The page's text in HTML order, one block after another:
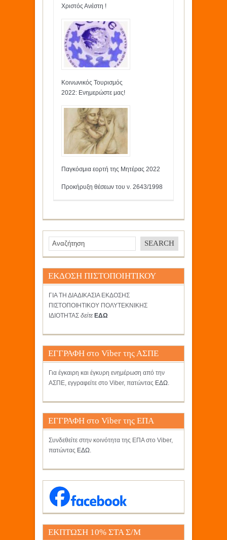
Χριστός Ανέστη !
Κοινωνικός Τουρισμός
2022: Ενημερώστε μας!
Παγκόσμια εορτή της Μητέρας 2022
Προκήρυξη θέσεων του ν. 2643/1998
ΕΚΔΟΣΗ ΠΙΣΤΟΠΟΙΗΤΙΚΟΥ
ΓΙΑ ΤΗ ΔΙΑΔΙΚΑΣΙΑ ΕΚΔΟΣΗΣ
ΠΙΣΤΟΠΟΙΗΤΙΚΟΥ ΠΟΛΥΤΕΚΝΙΚΗΣ
ΙΔΙΟΤΗΤΑΣ δείτε ΕΔΩ
ΕΓΓΡΑΦΗ στο Viber της ΑΣΠΕ
Για έγκαιρη και έγκυρη ενημέρωση από την
ΑΣΠΕ, εγγραφείτε στο Viber, πατώντας ΕΔΩ.
ΕΓΓΡΑΦΗ στο Viber της ΕΠΑ
Συνδεθείτε στην κοινότητα της ΕΠΑ στο Viber,
πατώντας ΕΔΩ.
ΕΚΠΤΩΣΗ 10% ΣΤΑ Σ/Μ